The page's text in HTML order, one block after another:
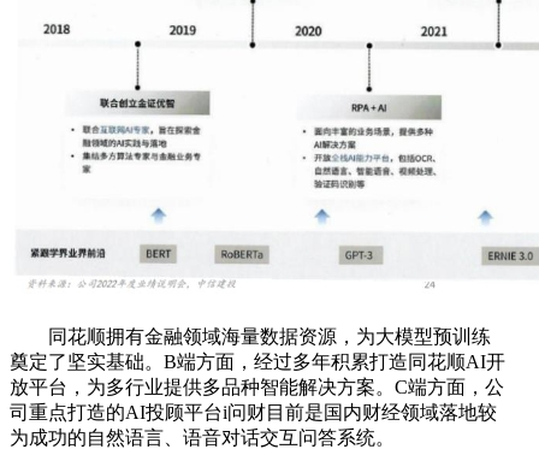
同花顺拥有金融领域海量数据资源，为大模型预训练
奠定了坚实基础。B端方面，经过多年积累打造同花顺AI开
放平台，为多行业提供多品种智能解决方案。C端方面，公
司重点打造的AI投顾平台i问财目前是国内财经领域落地较
为成功的自然语言、语音对话交互问答系统。